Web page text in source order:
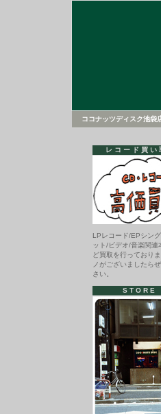
ココナッツディスク池袋
レコード買い
LPレコード/EPシン
ット/ビデオ/音楽関連
ど買取を行っており
ノがございましたら
さい。
STORE